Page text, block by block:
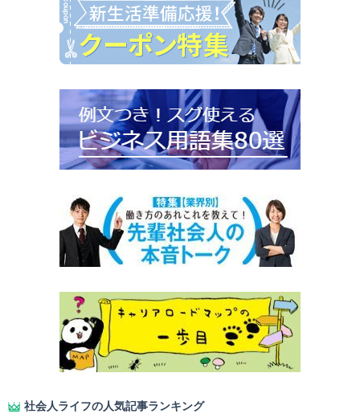
社会人ライフの人気記事ランキング